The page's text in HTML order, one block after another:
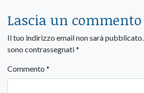
Lascia un commento
Il tuo indirizzo email non sarà pubblicato.
sono contrassegnati*
Commento *